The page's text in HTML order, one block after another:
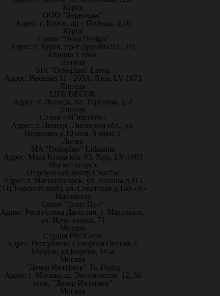
Курск
ООО "Вернисаж"
Адрес: г. Курск, пр-т Победы, д.10
Курск
Салон "Doka Design"
Адрес: г. Курск, пр-т Дружбы 9А, ТЦ
Европа 1 этаж
Латвия
SIA "Dekoplast" Latvia
Адрес: Piedrujas 11 - 203A, Riga, LV-1073
Липецк
LIFE DÉCOR
Адрес: г. Липецк, пл. Торговая, д. 2
Липецк
Салон «M`Interiors»
Адрес: г. Липецк, Липецкая обл., ул.
Неделина д.10 пом. 8 офис 1
Литва
SIA "Dekoplast" Lithuania
Адрес: Mazā Krasta iela, 83, Rīga, LV-1003
Магнитогорск
Отделочный центр Счастье
Адрес: г. Магнитогорск, ул. Ленина д.115
Европейский); ул. Советская д.160 «А»
Махачкала
Салон "Элит Пол"
Адрес: Республика Дагестан, г. Махачкала,
ул. Ирчи казака, 71
Моздок
Студия PROGress
Адрес: Республике Северная Осетия, г.
Моздок, ул.Кирова, 145а
Москва
"Декор Интерьер" Тц Город
Адрес: г. Москва, ш. Энтузиастов, 12, 3й
этаж, "Декор Интерьер"
Москва